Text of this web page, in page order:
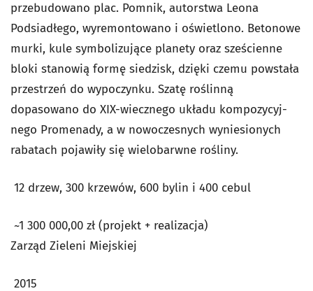
przebudowano plac. Pomnik, autorstwa Leona
Podsiadłego, wyremontowano i oświetlono. Betonowe
mur­ki, kule symbolizujące planety oraz sześcienne
bloki stanowią formę siedzisk, dzięki czemu powstała
przestrzeń do wypoczynku. Szatę roślinną
dopasowano do XIX-wiecznego układu kompozycyj­
nego Promenady, a w nowoczesnych wyniesionych
rabatach pojawiły się wielobarwne rośliny.
12 drzew, 300 krzewów, 600 bylin i 400 cebul
~1 300 000,00 zł (projekt + realizacja)
Zarząd Zieleni Miejskiej
2015